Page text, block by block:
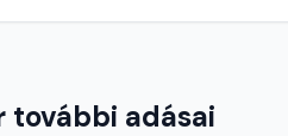
további adásai